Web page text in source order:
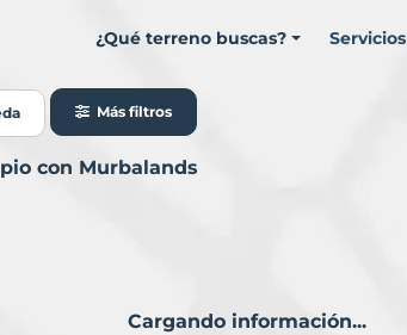
¿Qué terreno buscas? Servicios
Más filtros
con Murbalands
Cargando información...